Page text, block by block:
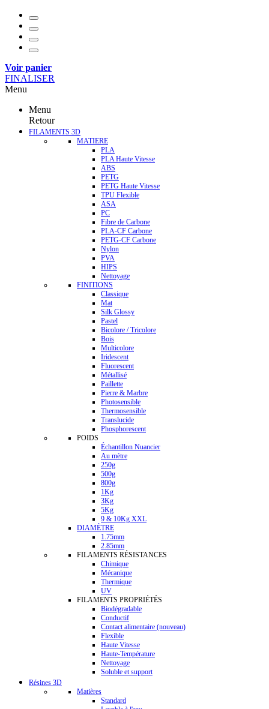
Voir panier
FINALISER
Menu
Menu
Retour
FILAMENTS 3D
MATIERE
PLA
PLA Haute Vitesse
ABS
PETG
PETG Haute Vitesse
TPU Flexible
ASA
PC
Fibre de Carbone
PLA-CF Carbone
PETG-CF Carbone
Nylon
PVA
HIPS
Nettoyage
FINITIONS
Classique
Mat
Silk Glossy
Pastel
Bicolore / Tricolore
Bois
Multicolore
Iridescent
Fluorescent
Métallisé
Paillette
Pierre & Marbre
Photosensible
Thermosensible
Translucide
Phosphorescent
POIDS
Échantillon Nuancier
Au mètre
250g
500g
800g
1Kg
3Kg
5Kg
9 & 10Kg XXL
DIAMÈTRE
1.75mm
2.85mm
FILAMENTS RÉSISTANCES
Chimique
Mécanique
Thermique
UV
FILAMENTS PROPRIÉTÉS
Biodégradable
Conductif
Contact alimentaire (nouveau)
Flexible
Haute Vitesse
Haute-Température
Nettoyage
Soluble et support
Résines 3D
Matières
Standard